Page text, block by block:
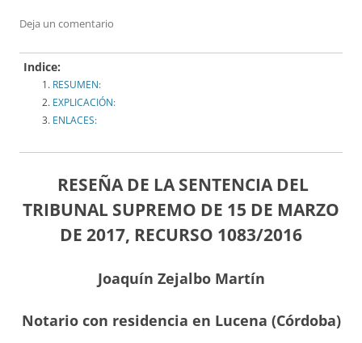
Deja un comentario
Indice:
RESUMEN:
EXPLICACIÓN:
ENLACES:
RESEÑA DE LA SENTENCIA DEL
TRIBUNAL SUPREMO DE 15 DE MARZO
DE 2017, RECURSO 1083/2016
Joaquín Zejalbo Martín
Notario con residencia en Lucena (Córdoba)